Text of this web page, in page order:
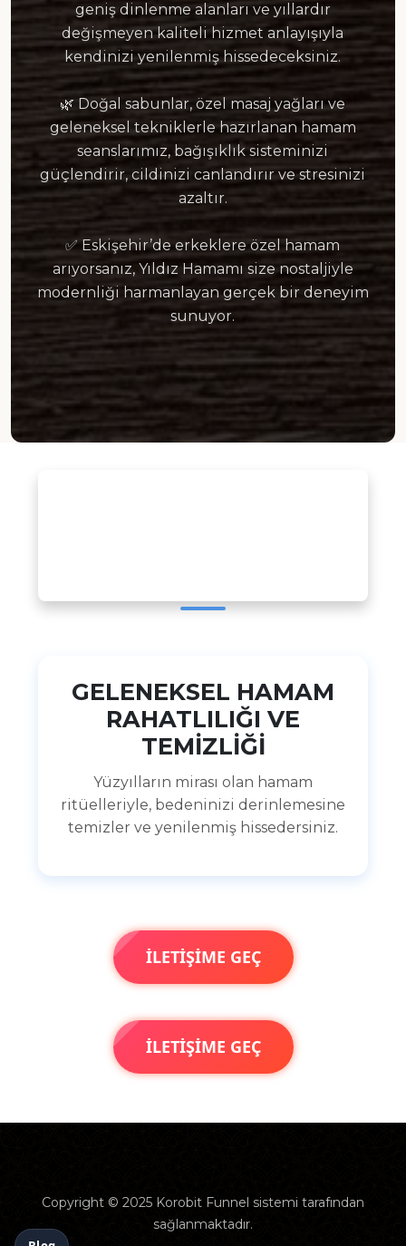
geniş dinlenme alanları ve yıllardır
değişmeyen kaliteli hizmet anlayışıyla
kendinizi yenilenmiş hissedeceksiniz.
🌿 Doğal sabunlar, özel masaj yağları ve
geleneksel tekniklerle hazırlanan hamam
seanslarımız, bağışıklık sisteminizi
güçlendirir, cildinizi canlandırır ve stresinizi
azaltır.
✅ Eskişehir’de erkeklere özel hamam
arıyorsanız, Yıldız Hamamı size nostaljiyle
modernliği harmanlayan gerçek bir deneyim
sunuyor.
GELENEKSEL HAMAM
RAHATLILIĞI VE
TEMİZLİĞİ
Yüzyılların mirası olan hamam
ritüelleriyle, bedeninizi derinlemesine
temizler ve yenilenmiş hissedersiniz.
İLETİŞİME GEÇ
İLETİŞİME GEÇ
Copyright © 2025 Korobit Funnel sistemi tarafından
sağlanmaktadır.